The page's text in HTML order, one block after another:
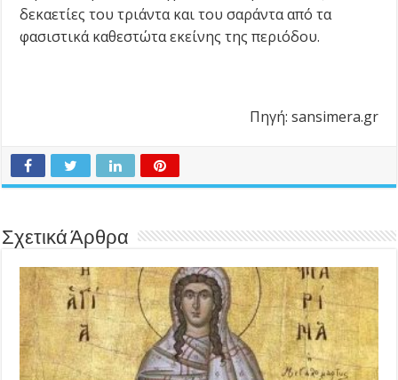
δεκαετίες του τριάντα και του σαράντα από τα
φασιστικά καθεστώτα εκείνης της περιόδου.
Πηγή: sansimera.gr
Σχετικά Άρθρα